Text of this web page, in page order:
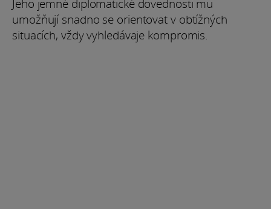
Jeho jemné diplomatické dovednosti mu
umožňují snadno se orientovat v obtížných
situacích, vždy vyhledávaje kompromis.